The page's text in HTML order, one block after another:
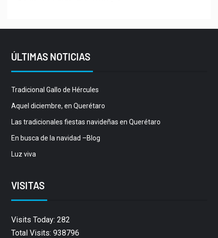
ÚLTIMAS NOTICIAS
Tradicional Gallo de Hércules
Aquel diciembre, en Querétaro
Las tradicionales fiestas navideñas en Querétaro
En busca de la navidad –Blog
Luz viva
VISITAS
Visits Today: 282
Total Visits: 938796